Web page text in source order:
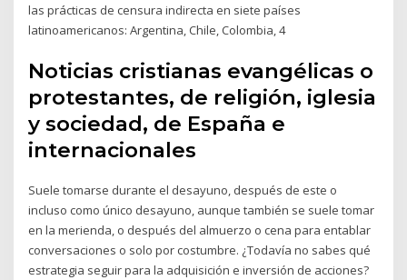
las prácticas de censura indirecta en siete países
latinoamericanos: Argentina, Chile, Colombia, 4
Noticias cristianas evangélicas o
protestantes, de religión, iglesia
y sociedad, de España e
internacionales
Suele tomarse durante el desayuno, después de este o
incluso como único desayuno, aunque también se suele tomar
en la merienda, o después del almuerzo o cena para entablar
conversaciones o solo por costumbre. ¿Todavía no sabes qué
estrategia seguir para la adquisición e inversión de acciones?